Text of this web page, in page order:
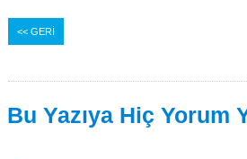
<< GERİ
Bu Yazıya Hiç Yorum